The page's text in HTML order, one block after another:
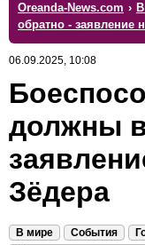
Oreanda-News.com ›
обратно - заявление
06.09.2025, 10:08
должны
Зёдера
В мире События